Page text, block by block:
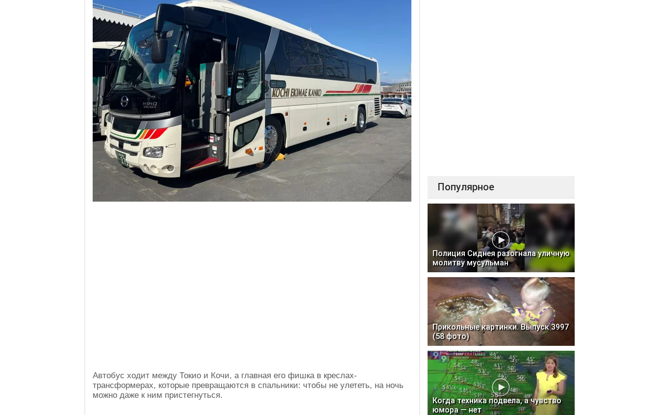
Автобус ходит между Токио и Кочи, а главная его фишка в креслах-
трансформерах, которые превращаются в спальники: чтобы не улететь, на ночь
можно даже к ним пристегнуться.
Популярное
Полиция Сиднея разогнала уличную
молитву мусульман
Прикольные картинки. Выпуск 3997
(58 фото)
Когда техника подвела, а чувство
юмора — нет